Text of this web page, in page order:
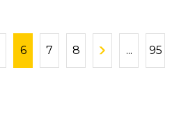
6 7 8 ... 95